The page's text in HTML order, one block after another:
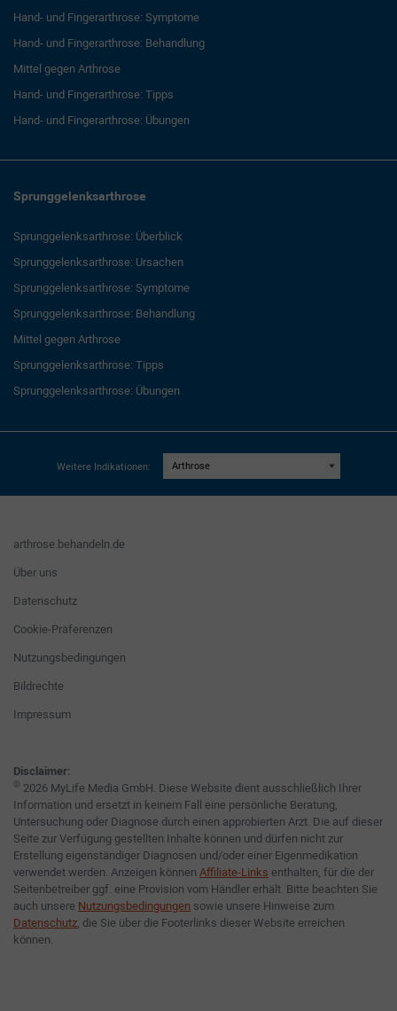
Hand- und Fingerarthrose: Symptome
Hand- und Fingerarthrose: Behandlung
Mittel gegen Arthrose
Hand- und Fingerarthrose: Tipps
Hand- und Fingerarthrose: Übungen
Sprunggelenksarthrose
Sprunggelenksarthrose: Überblick
Sprunggelenksarthrose: Ursachen
Sprunggelenksarthrose: Symptome
Sprunggelenksarthrose: Behandlung
Mittel gegen Arthrose
Sprunggelenksarthrose: Tipps
Sprunggelenksarthrose: Übungen
Weitere Indikationen:
arthrose.behandeln.de
Über uns
Datenschutz
Cookie-Präferenzen
Nutzungsbedingungen
Bildrechte
Impressum
Disclaimer:
© 2026 MyLife Media GmbH. Diese Website dient ausschließlich Ihrer
Information und ersetzt in keinem Fall eine persönliche Beratung,
Untersuchung oder Diagnose durch einen approbierten Arzt. Die auf dieser
Seite zur Verfügung gestellten Inhalte können und dürfen nicht zur
Erstellung eigenständiger Diagnosen und/oder einer Eigenmedikation
verwendet werden. Anzeigen können Affiliate-Links enthalten, für die der
Seitenbetreiber ggf. eine Provision vom Händler erhält. Bitte beachten Sie
auch unsere Nutzungsbedingungen sowie unsere Hinweise zum
Datenschutz, die Sie über die Footerlinks dieser Website erreichen
können.